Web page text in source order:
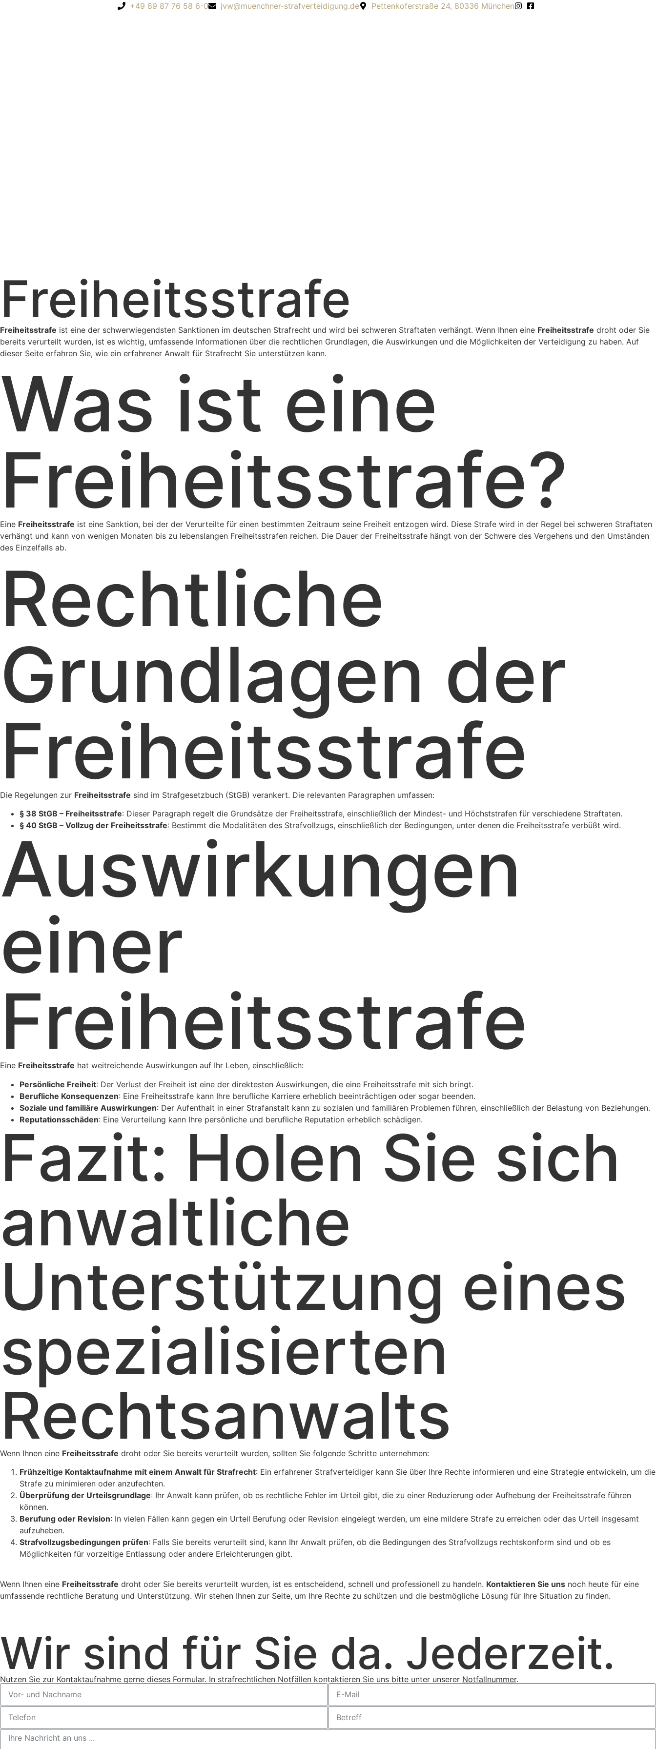
+49 89 87 76 58 6-0 jvw@muenchner-strafverteidigung.de Pettenkoferstraße 24, 80336 München
Freiheitsstrafe
Freiheitsstrafe ist eine der schwerwiegendsten Sanktionen im deutschen Strafrecht und wird bei schweren Straftaten verhängt. Wenn Ihnen eine Freiheitsstrafe droht oder Sie
bereits verurteilt wurden, ist es wichtig, umfassende Informationen über die rechtlichen Grundlagen, die Auswirkungen und die Möglichkeiten der Verteidigung zu haben. Auf
dieser Seite erfahren Sie, wie ein erfahrener Anwalt für Strafrecht Sie unterstützen kann.
Was ist eine
Freiheitsstrafe?
Eine Freiheitsstrafe ist eine Sanktion, bei der der Verurteilte für einen bestimmten Zeitraum seine Freiheit entzogen wird. Diese Strafe wird in der Regel bei schweren Straftaten
verhängt und kann von wenigen Monaten bis zu lebenslangen Freiheitsstrafen reichen. Die Dauer der Freiheitsstrafe hängt von der Schwere des Vergehens und den Umständen
des Einzelfalls ab.
Rechtliche
Grundlagen der
Freiheitsstrafe
Die Regelungen zur Freiheitsstrafe sind im Strafgesetzbuch (StGB) verankert. Die relevanten Paragraphen umfassen:
§ 38 StGB – Freiheitsstrafe: Dieser Paragraph regelt die Grundsätze der Freiheitsstrafe, einschließlich der Mindest- und Höchststrafen für verschiedene Straftaten.
§ 40 StGB – Vollzug der Freiheitsstrafe: Bestimmt die Modalitäten des Strafvollzugs, einschließlich der Bedingungen, unter denen die Freiheitsstrafe verbüßt wird.
Auswirkungen
einer
Freiheitsstrafe
Eine Freiheitsstrafe hat weitreichende Auswirkungen auf Ihr Leben, einschließlich:
Persönliche Freiheit: Der Verlust der Freiheit ist eine der direktesten Auswirkungen, die eine Freiheitsstrafe mit sich bringt.
Berufliche Konsequenzen: Eine Freiheitsstrafe kann Ihre berufliche Karriere erheblich beeinträchtigen oder sogar beenden.
Soziale und familiäre Auswirkungen: Der Aufenthalt in einer Strafanstalt kann zu sozialen und familiären Problemen führen, einschließlich der Belastung von Beziehungen.
Reputationsschäden: Eine Verurteilung kann Ihre persönliche und berufliche Reputation erheblich schädigen.
Fazit: Holen Sie sich
anwaltliche
Unterstützung eines
spezialisierten
Rechtsanwalts
Wenn Ihnen eine Freiheitsstrafe droht oder Sie bereits verurteilt wurden, sollten Sie folgende Schritte unternehmen:
Frühzeitige Kontaktaufnahme mit einem Anwalt für Strafrecht: Ein erfahrener Strafverteidiger kann Sie über Ihre Rechte informieren und eine Strategie entwickeln, um die
Strafe zu minimieren oder anzufechten.
Überprüfung der Urteilsgrundlage: Ihr Anwalt kann prüfen, ob es rechtliche Fehler im Urteil gibt, die zu einer Reduzierung oder Aufhebung der Freiheitsstrafe führen
können.
Berufung oder Revision: In vielen Fällen kann gegen ein Urteil Berufung oder Revision eingelegt werden, um eine mildere Strafe zu erreichen oder das Urteil insgesamt
aufzuheben.
Strafvollzugsbedingungen prüfen: Falls Sie bereits verurteilt sind, kann Ihr Anwalt prüfen, ob die Bedingungen des Strafvollzugs rechtskonform sind und ob es
Möglichkeiten für vorzeitige Entlassung oder andere Erleichterungen gibt.
Wenn Ihnen eine Freiheitsstrafe droht oder Sie bereits verurteilt wurden, ist es entscheidend, schnell und professionell zu handeln. Kontaktieren Sie uns noch heute für eine
umfassende rechtliche Beratung und Unterstützung. Wir stehen Ihnen zur Seite, um Ihre Rechte zu schützen und die bestmögliche Lösung für Ihre Situation zu finden.
Wir sind für Sie da. Jederzeit.
Nutzen Sie zur Kontaktaufnahme gerne dieses Formular. In strafrechtlichen Notfällen kontaktieren Sie uns bitte unter unserer Notfallnummer.